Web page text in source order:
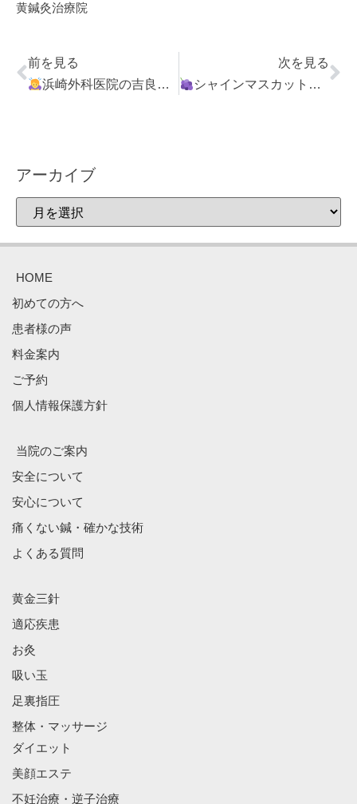
黄鍼灸治療院
前を見る
浜崎外科医院の吉良先生
に感謝
次を見る
シャインマスカットの効用
アーカイブ
HOME
初めての方へ
患者様の声
料金案内
ご予約
個人情報保護方針
当院のご案内
安全について
安心について
痛くない鍼・確かな技術
よくある質問
黄金三針
適応疾患
お灸
吸い玉
足裏指圧
整体・マッサージ
ダイエット
美顔エステ
不妊治療・逆子治療